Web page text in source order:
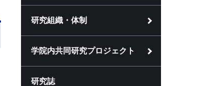
研究組織・体制
学院内共同研究プロジェクト
研究誌